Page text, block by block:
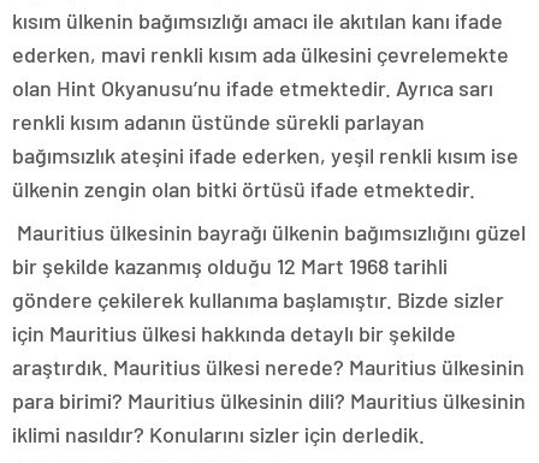
kısım ülkenin bağımsızlığı amacı ile akıtılan kanı ifade
ederken, mavi renkli kısım ada ülkesini çevrelemekte
olan Hint Okyanusu’nu ifade etmektedir. Ayrıca sarı
renkli kısım adanın üstünde sürekli parlayan
bağımsızlık ateşini ifade ederken, yeşil renkli kısım ise
ülkenin zengin olan bitki örtüsü ifade etmektedir.
Mauritius ülkesinin bayrağı ülkenin bağımsızlığını güzel
bir şekilde kazanmış olduğu 12 Mart 1968 tarihli
göndere çekilerek kullanıma başlamıştır. Bizde sizler
için Mauritius ülkesi hakkında detaylı bir şekilde
araştırdık. Mauritius ülkesi nerede? Mauritius ülkesinin
para birimi? Mauritius ülkesinin dili? Mauritius ülkesinin
iklimi nasıldır? Konularını sizler için derledik.